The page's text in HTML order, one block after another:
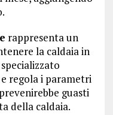
rappresenta un
la caldaia in
regola i parametri
guasti
della caldaia.